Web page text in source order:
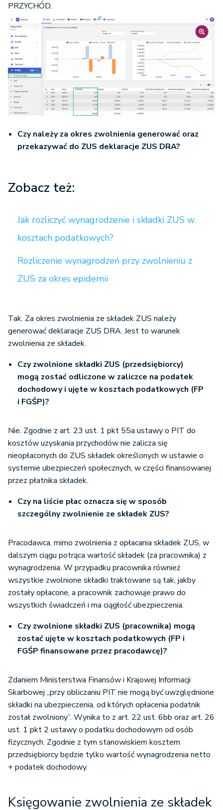
PRZYCHÓD.
Czy należy za okres zwolnienia generować oraz
przekazywać do ZUS deklaracje ZUS DRA?
Zobacz też:
Jak rozliczyć wynagrodzenie i składki ZUS w
kosztach podatkowych?
Rozliczenie wynagrodzeń przy zwolnieniu z
ZUS za okres epidemii
Tak. Za okres zwolnienia ze składek ZUS należy
generować deklaracje ZUS DRA. Jest to warunek
zwolnienia ze składek.
Czy zwolnione składki ZUS (przedsiębiorcy)
mogą zostać odliczone w zaliczce na podatek
dochodowy i ujęte w kosztach podatkowych (FP
i FGŚP)?
Nie. Zgodnie z art. 23 ust. 1 pkt 55a ustawy o PIT do
kosztów uzyskania przychodów nie zalicza się
nieopłaconych do ZUS składek określonych w ustawie o
systemie ubezpieczeń społecznych, w części finansowanej
przez płatnika składek.
Czy na liście płac oznacza się w sposób
szczególny zwolnienie ze składek ZUS?
Pracodawca, mimo zwolnienia z opłacania składek ZUS, w
dalszym ciągu potrąca wartość składek (za pracownika) z
wynagrodzenia. W przypadku pracownika również
wszystkie zwolnione składki traktowane są tak, jakby
zostały opłacone, a pracownik zachowuje prawo do
wszystkich świadczeń i ma ciągłość ubezpieczenia.
Czy zwolnione składki ZUS (pracownika) mogą
zostać ujęte w kosztach podatkowych (FP i
FGŚP finansowane przez pracodawcę)?
Zdaniem Ministerstwa Finansów i Krajowej Informacji
Skarbowej „przy obliczaniu PIT nie mogą być uwzględnione
składki na ubezpieczenia, od których opłacenia podatnik
został zwolniony”. Wynika to z art. 22 ust. 6bb oraz art. 26
ust. 1 pkt 2 ustawy o podatku dochodowym od osób
fizycznych. Zgodnie z tym stanowiskiem kosztem
przedsiębiorcy będzie tylko wartość wynagrodzenia netto
+ podatek dochodowy.
Księgowanie zwolnienia ze składek